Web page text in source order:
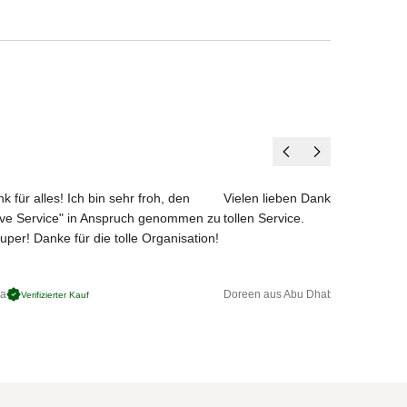
für alles! Ich bin sehr froh, den
Service" in Anspruch genommen zu
Danke für die tolle Organisation!
Verifizierter Kauf
Vielen lieben Dank für das
tollen Service.
Doreen aus Abu Dhabi